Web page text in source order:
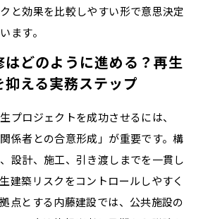
と効果を比較しやすい形で意思決定
ます。
はどのように進める？再生
える実務ステップ
プロジェクトを成功させるには、
係者との合意形成」が重要です。構
設計、施工、引き渡しまでを一貫し
建築リスクをコントロールしやすく
点とする内藤建設では、公共施設の